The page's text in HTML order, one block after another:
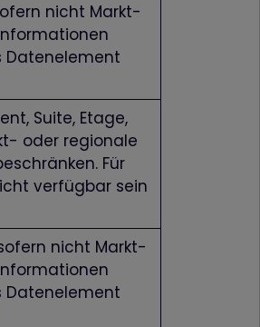
nicht Markt-
Datenelement
Suite, Etage,
oder regionale
Für
verfügbar sein
nicht Markt-
Datenelement